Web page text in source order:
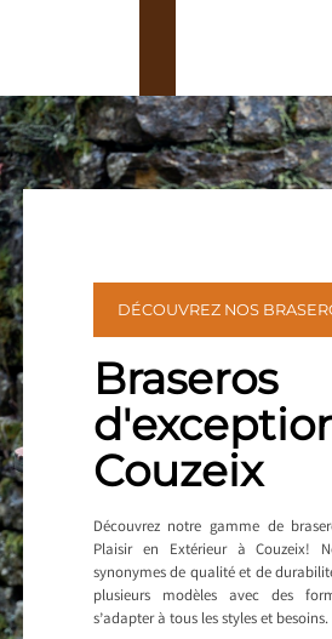
DÉCOUVREZ NOS
Braseros
Couzeix
Découvrez notre gamme de
Plaisir en Extérieur à Couzeix!
synonymes de qualité et de
plusieurs modèles avec des
s’adapter à tous les styles et besoins.